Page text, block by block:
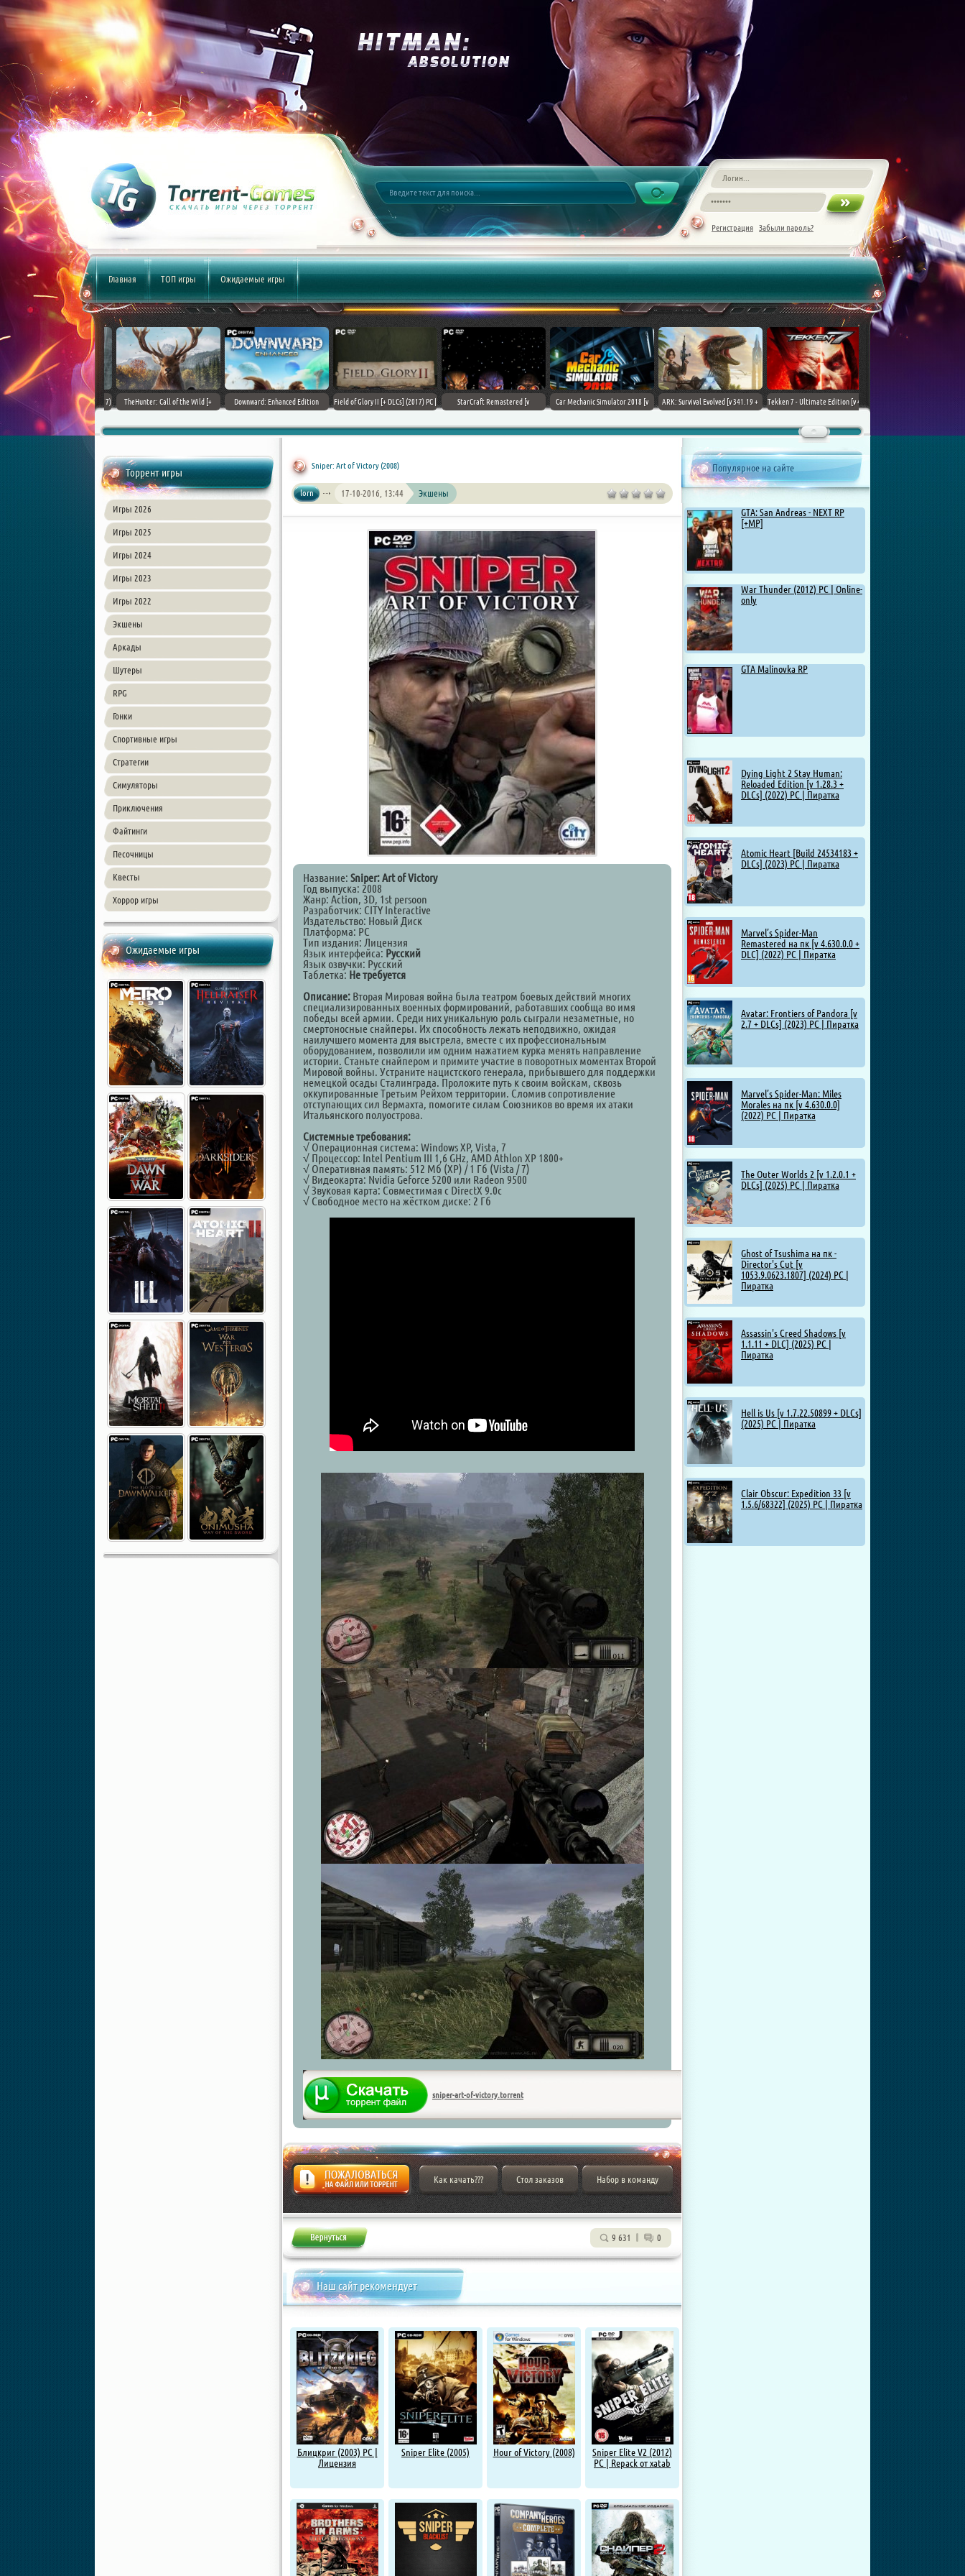
Регистрация Забыли пароль?
Главная ТОП игры Ожидаемые игры
World [v 1.11.4 + DLCs] (2017)
PC | Лицензия
TheHunter: Call of the Wild [+
Downward: Enhanced Edition
Field of Glory II [+ DLCs] (2017) PC |
StarCraft Remastered [v
Car Mechanic Simulator 2018 [v
ARK: Survival Evolved [v 341.19 +
Tekken 7 - Ultimate Edition [v 4.22
Chovka
Торрент игры
Игры 2026
Игры 2025
Игры 2024
Игры 2023
Игры 2022
Экшены
Аркады
Шутеры
RPG
Гонки
Спортивные игры
Стратегии
Симуляторы
Приключения
Файтинги
Песочницы
Квесты
Хоррор игры
Ожидаемые игры
Популярное на сайте
GTA: San Andreas - NEXT RP
[+MP]
War Thunder (2012) PC | Online-
only
GTA Malinovka RP
Dying Light 2 Stay Human:
Reloaded Edition [v 1.28.3 +
DLCs] (2022) PC | Пиратка
Atomic Heart [Build 24534183 +
DLCs] (2023) PC | Пиратка
Marvel’s Spider-Man
Remastered на пк [v 4.630.0.0 +
DLC] (2022) PC | Пиратка
Avatar: Frontiers of Pandora [v
2.7 + DLCs] (2023) PC | Пиратка
Marvel’s Spider-Man: Miles
Morales на пк [v 4.630.0.0]
(2022) PC | Пиратка
The Outer Worlds 2 [v 1.2.0.1 +
DLCs] (2025) PC | Пиратка
Ghost of Tsushima на пк -
Director's Cut [v
1053.9.0623.1807] (2024) PC |
Пиратка
Assassin's Creed Shadows [v
1.1.11 + DLC] (2025) PC |
Пиратка
Hell is Us [v 1.7.22.50899 + DLCs]
(2025) PC | Пиратка
Clair Obscur: Expedition 33 [v
1.5.6/68322] (2025) PC | Пиратка
Sniper: Art of Victory (2008)
lorn 17-10-2016, 13:44 Экшены
Название: Sniper: Art of Victory
Год выпуска: 2008
Жанр: Action, 3D, 1st persoon
Разработчик: CITY Interactive
Издательство: Новый Диск
Платформа: PC
Тип издания: Лицензия
Язык интерфейса: Русский
Язык озвучки: Русский
Таблетка: Не требуется
Описание: Вторая Мировая война была театром боевых действий многих
специализированных военных формирований, работавших сообща во имя
победы всей армии. Среди них уникальную роль сыграли незаметные, но
смертоносные снайперы. Их способность лежать неподвижно, ожидая
наилучшего момента для выстрела, вместе с их профессиональным
оборудованием, позволили им одним нажатием курка менять направление
истории. Станьте снайпером и примите участие в поворотных моментах Второй
Мировой войны. Устраните нацистского генерала, прибывшего для поддержки
немецкой осады Сталинграда. Проложите путь к своим войскам, сквозь
оккупированные Третьим Рейхом территории. Сломив сопротивление
отступающих сил Вермахта, помогите силам Союзников во время их атаки
Итальянского полуострова.
Системные требования:
√ Операционная система: Windows XP, Vista, 7
√ Процессор: Intel Pentium III 1,6 GHz, AMD Athlon XP 1800+
√ Оперативная память: 512 Мб (XP) / 1 Гб (Vista / 7)
√ Видеокарта: Nvidia Geforce 5200 или Radeon 9500
√ Звуковая карта: Совместимая с DirectX 9.0c
√ Свободное место на жёстком диске: 2 Гб
sniper-art-of-victory.torrent
Жалоба
Как качать??? Стол заказов Набор в команду
9 631 0
Наш сайт рекомендует
Блицкриг (2003) PC |
Лицензия
Sniper Elite (2005) Hour of Victory (2008)
Sniper Elite V2 (2012)
PC | Repack от xatab